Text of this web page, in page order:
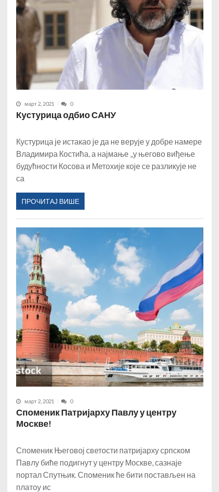
март 2, 2021 0
Кустурица одбио САНУ
Кустурица је истакао је да не верује у добре намере
Владимира Костића, а најмање „у његово виђење
будућности Косова и Метохије које се разликује не
са
ПРОЧИТАЈ ВИШЕ
март 2, 2021 0
Споменик Патријарху Павлу у центру
Москве!
Споменик Његовој светости патријарху српском
Павлу биће подигнут у центру Москве, сазнаје
портал Спутњик. Споменик ће бити постављен на
платоу ис